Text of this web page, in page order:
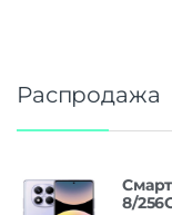
Распродажа
8/